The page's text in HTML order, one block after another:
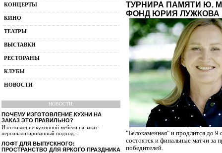
КОНЦЕРТЫ
КИНО
ТЕАТРЫ
ВЫСТАВКИ
РЕСТОРАНЫ
КЛУБЫ
НОВОСТИ
НОВОСТИ:
ПОЧЕМУ ИЗГОТОВЛЕНИЕ КУХНИ НА
ЗАКАЗ ЭТО ПРАВИЛЬНО?
Изготовление кухонной мебели на заказ -
персонализированный подход...
ЛОФТ ДЛЯ ВЫПУСКНОГО:
ПРОСТРАНСТВО ДЛЯ ЯРКОГО ПРАЗДНИКА
ТУРНИРА ПАМЯТИ Ю.
ФОНД ЮРИЯ ЛУЖКОВА
"Белокаменная" и продлится до 9
состоятся и финальные матчи за
победителей.